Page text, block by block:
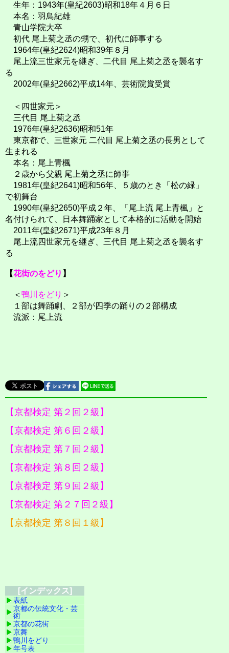
生年：1943年(皇紀2603)昭和18年４月６日
本名：羽鳥紀雄
青山学院大卒
初代 尾上菊之丞の甥で、初代に師事する
1964年(皇紀2624)昭和39年８月
尾上流三世家元を継ぎ、二代目 尾上菊之丞を襲名す
る
2002年(皇紀2662)平成14年、芸術院賞受賞
＜四世家元＞
三代目 尾上菊之丞
1976年(皇紀2636)昭和51年
東京都で、三世家元 二代目 尾上菊之丞の長男として
生まれる
本名：尾上青楓
２歳から父親 尾上菊之丞に師事
1981年(皇紀2641)昭和56年、５歳のとき「松の緑」
で初舞台
1990年(皇紀2650)平成２年、「尾上流 尾上青楓」と
名付けられて、日本舞踊家として本格的に活動を開始
2011年(皇紀2671)平成23年８月
尾上流四世家元を継ぎ、三代目 尾上菊之丞を襲名す
る
【花街のをどり 】
＜ 鴨川をどり ＞
１部は舞踊劇、２部が四季の踊りの２部構成
流派：尾上流
【京都検定 第２回２級】
【京都検定 第６回２級】
【京都検定 第７回２級】
【京都検定 第８回２級】
【京都検定 第９回２級】
【京都検定 第２７回２級】
【京都検定 第８回１級】
[インデックス]
表紙
京都の伝統文化・芸
術
京都の花街
京舞
鴨川をどり
年号表